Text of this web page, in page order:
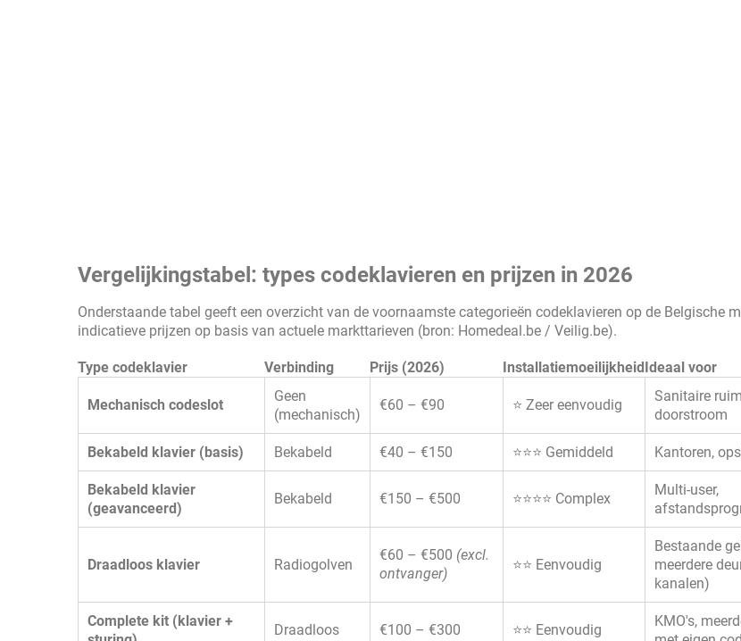
Vergelijkingstabel: types codeklavieren en prijzen in 2026
Onderstaande tabel geeft een overzicht van de voornaamste categorieën codeklavieren op de Belgische
indicatieve prijzen op basis van actuele markttarieven (bron: Homedeal.be / Veilig.be).
Type codeklavier Verbinding Prijs (2026) InstallatiemoeilijkheidIdeaal voor
Mechanisch codeslot
Geen
(mechanisch)
€60 – €90 ⭐ Zeer eenvoudig
Sanitaire
doorstroom
Bekabeld klavier (basis) Bekabeld €40 – €150 ⭐⭐⭐ Gemiddeld Kantoren,
Bekabeld klavier
(geavanceerd)
Bekabeld €150 – €500 ⭐⭐⭐⭐ Complex
Multi-user,
Draadloos klavier Radiogolven
€60 – €500 (excl.
ontvanger)
⭐⭐ Eenvoudig
Bestaande
meerdere
kanalen)
Complete kit (klavier +
Draadloos €100 – €300 ⭐⭐ Eenvoudig
KMO's,